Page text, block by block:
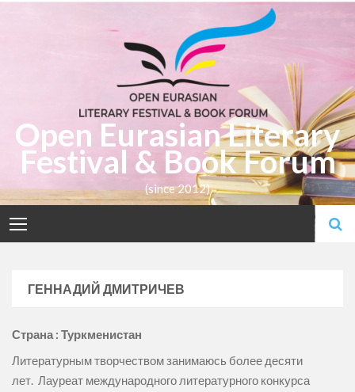
Open Eurasian Literary
Festival & Book Forum
(since 2012)
ГЕННАДИЙ ДМИТРИЧЕВ
Страна : Туркменистан
Литературным творчеством занимаюсь более десяти
лет. Лауреат международного литературного конкурса